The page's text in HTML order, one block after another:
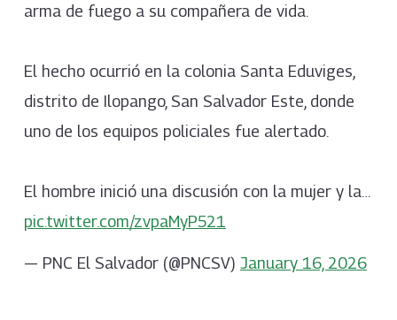
arma de fuego a su compañera de vida.
El hecho ocurrió en la colonia Santa Eduviges,
distrito de Ilopango, San Salvador Este, donde
uno de los equipos policiales fue alertado.
El hombre inició una discusión con la mujer y la…
pic.twitter.com/zvpaMyP521
— PNC El Salvador (@PNCSV) January 16, 2026